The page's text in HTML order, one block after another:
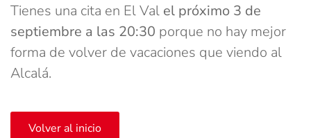
Tienes una cita en El Val el próximo 3 de
septiembre a las 20:30 porque no hay mejor
forma de volver de vacaciones que viendo al
Alcalá.
Volver al inicio